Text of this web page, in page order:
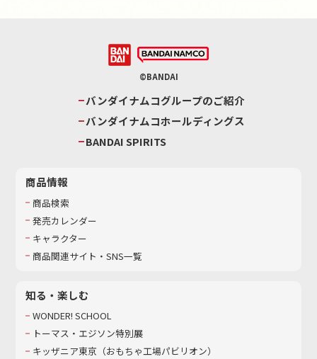
©BANDAI
バンダイナムコグループのご紹介
バンダイナムコホールディングス
BANDAI SPIRITS
商品情報
商品検索
発売カレンダー
キャラクター
商品関連サイト・SNS一覧
知る・楽しむ
WONDER! SCHOOL
トーマス・エジソン特別展
キッザニア東京（おもちゃ工場パビリオン）​